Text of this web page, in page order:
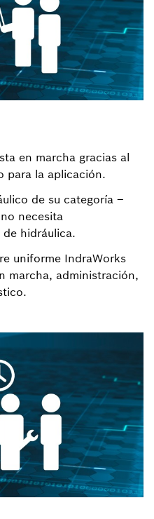
en marcha gracias al
para la aplicación.
de su categoría –
necesita
hidráulica.
uniforme IndraWorks
marcha, administración,